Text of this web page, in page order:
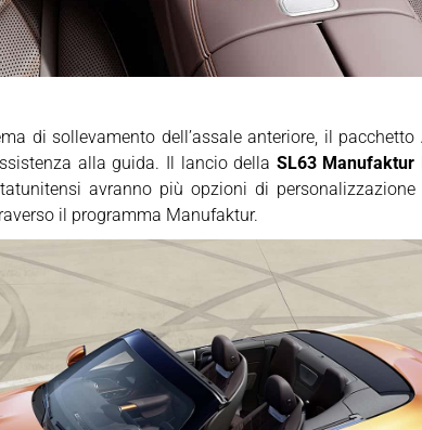
di sollevamento dell’assale anteriore, il pacchetto
alla guida. Il lancio della SL63 Manufaktur
avranno più opzioni di
il programma Manufaktur.